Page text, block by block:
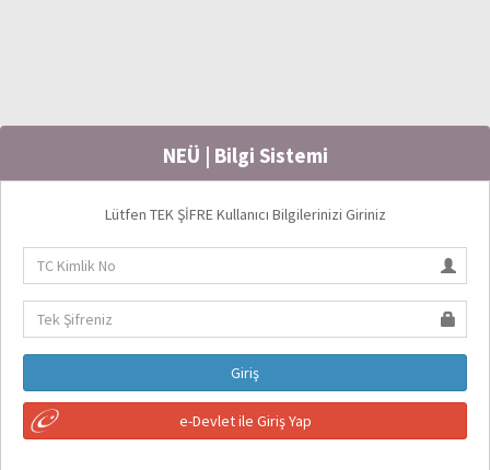
NEÜ | Bilgi Sistemi
Lütfen TEK ŞİFRE Kullanıcı Bilgilerinizi Giriniz
Giriş
e-Devlet ile Giriş Yap